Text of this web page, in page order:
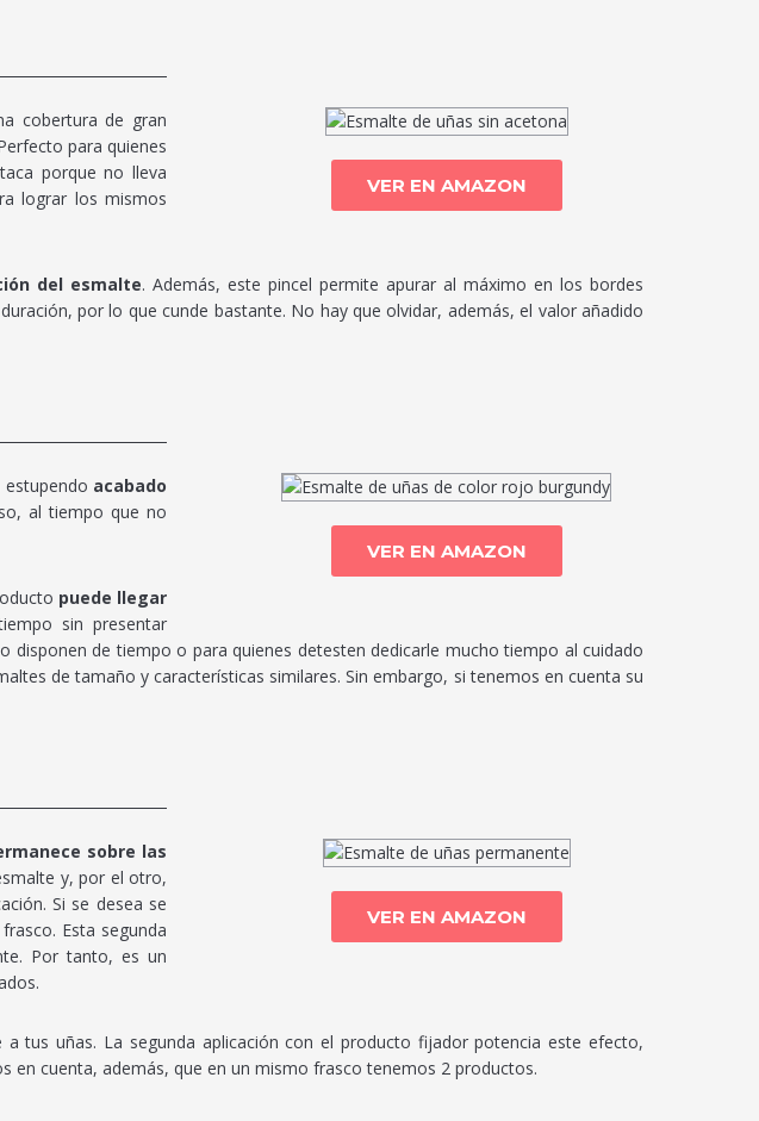
VER EN AMAZON
cobertura de gran
para quienes
porque no lleva
lograr los mismos
del esmalte. Además, este pincel permite apurar al máximo en los bordes
por lo que cunde bastante. No hay que olvidar, además, el valor añadido
VER EN AMAZON
acabado
al tiempo que no
puede llegar
sin presentar
de tiempo o para quienes detesten dedicarle mucho tiempo al cuidado
de tamaño y características similares. Sin embargo, si tenemos en cuenta su
VER EN AMAZON
sobre las
y, por el otro,
Si se desea se
Esta segunda
Por tanto, es un
tus uñas. La segunda aplicación con el producto fijador potencia este efecto,
en cuenta, además, que en un mismo frasco tenemos 2 productos.